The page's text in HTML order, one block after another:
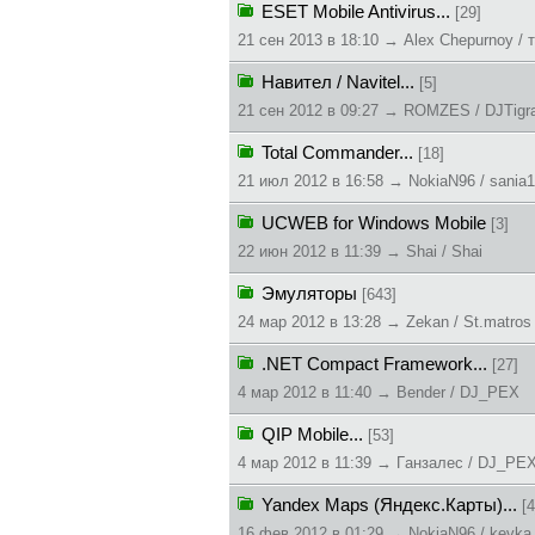
ESET Mobile Antivirus... [29]
21 сен 2013 в 18:10 → Alex Chepurnoy /
Навител / Navitel... [5]
21 сен 2012 в 09:27 → ROMZES /
Total Commander... [18]
21 июл 2012 в 16:58 → NokiaN96 /
UCWEB for Windows Mobile [3]
22 июн 2012 в 11:39 → Shai / Shai
Эмуляторы [643]
24 мар 2012 в 13:28 → Zekan / St.matros
.NET Compact Framework... [27]
4 мар 2012 в 11:40 → Bender / DJ_PEX
QIP Mobile... [53]
4 мар 2012 в 11:39 → Гaнзaлec / DJ_PEX
Yandex Maps (Яндекс.Карты)...